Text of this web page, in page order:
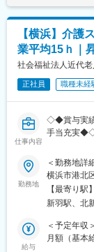
・入社後2
ーの習得、
す。
・福祉用具
講。もちろ
し、独り立
・ケアプラ
を行います。
ケアマネジ
ちの方はい
■業務の特
格交渉する
・商品や書
■一日の仕
納品から1
なものを確
へのケア方
様の現状を
【横浜】介護
業平均15ｈ｜
社会福祉法人近代
正社員 職種未経
仕事内容
◇◆賞与実績
手当充実
ニット型
す。1966年
た介護を追
そんな当社
■業務内容：
◇食事・入
◇2～3名の
勤務地
＜勤務地詳
横浜市港北
範囲：会社
【最寄り駅】
新羽駅、北
給与
＜予定年収
月額（基本